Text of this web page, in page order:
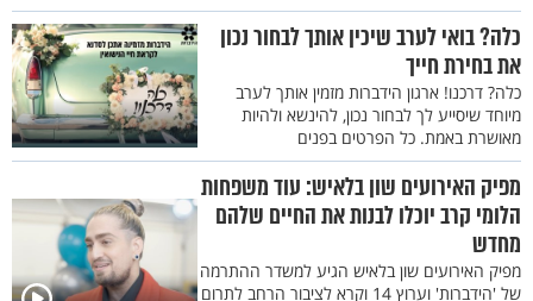
כלה? בואי לערב שיכין אותך לבחור נכון
את בחירת חייך
כלה? דרכנו! ארגון הידברות מזמין אותך לערב
מיוחד שיסייע לך לבחור נכון, להינשא ולהיות
מאושרת באמת. כל הפרטים בפנים
מפיק האירועים שון בלאיש: עוד משפחות
הלומי קרב יוכלו לבנות את החיים שלהם
מחדש
מפיק האירועים שון בלאיש הגיע למשדר ההתרמה
של 'הידברות' וערוץ 14 וקרא לציבור הרחב לתרום